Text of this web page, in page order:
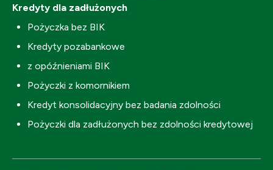
Kredyty dla zadłużonych
Pożyczka bez BIK
Kredyty pozabankowe
z opóźnieniami BIK
Pożyczki z komornikiem
Kredyt konsolidacyjny bez badania zdolności
Pożyczki dla zadłużonych bez zdolności kredytowej